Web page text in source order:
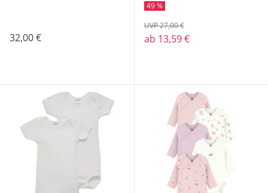
32,00 €
49 %
ab 13,59 €
UVP 27,00 €